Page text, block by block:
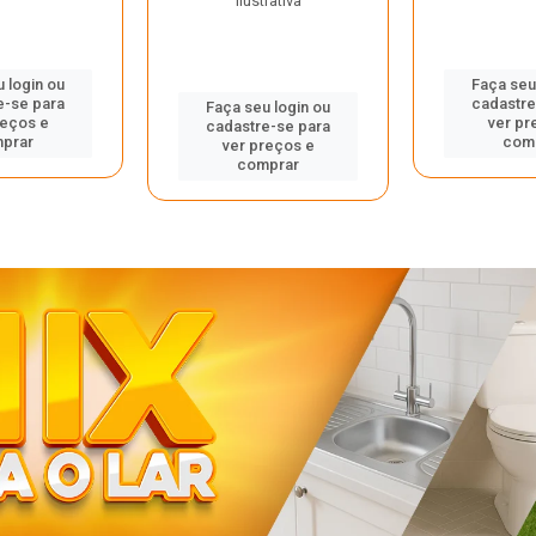
login ou
se para
e
Faça seu login ou
cadastre-se para
ver preços e
comprar
Faça
ver